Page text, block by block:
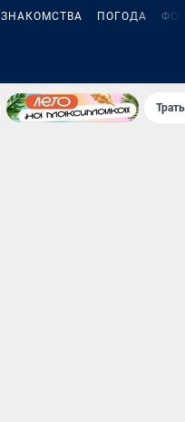
ЗНАКОМСТВА ПОГОДА